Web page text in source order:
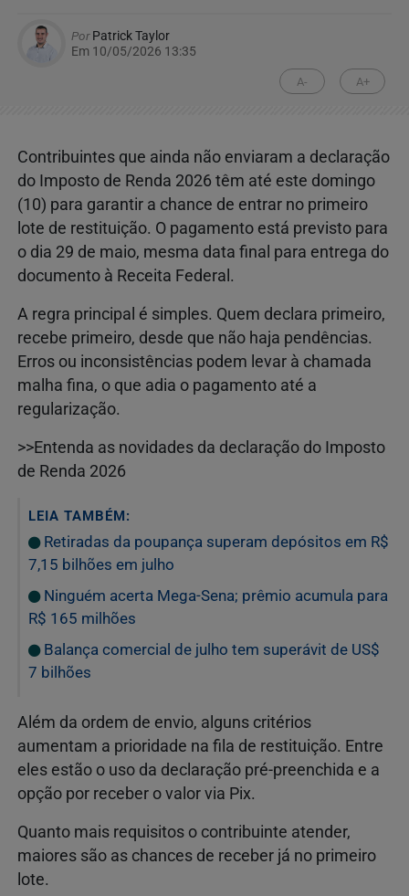
PorPatrick Taylor
Em 10/05/2026 13:35
A- A+
Contribuintes que ainda não enviaram a declaração
do Imposto de Renda 2026 têm até este domingo
(10) para garantir a chance de entrar no primeiro
lote de restituição. O pagamento está previsto para
o dia 29 de maio, mesma data final para entrega do
documento à Receita Federal.
A regra principal é simples. Quem declara primeiro,
recebe primeiro, desde que não haja pendências.
Erros ou inconsistências podem levar à chamada
malha fina, o que adia o pagamento até a
regularização.
>>Entenda as novidades da declaração do Imposto
de Renda 2026
LEIA TAMBÉM:
Retiradas da poupança superam depósitos em R$
7,15 bilhões em julho
Ninguém acerta Mega-Sena; prêmio acumula para
R$ 165 milhões
Balança comercial de julho tem superávit de US$
7 bilhões
Além da ordem de envio, alguns critérios
aumentam a prioridade na fila de restituição. Entre
eles estão o uso da declaração pré-preenchida e a
opção por receber o valor via Pix.
Quanto mais requisitos o contribuinte atender,
maiores são as chances de receber já no primeiro
lote.